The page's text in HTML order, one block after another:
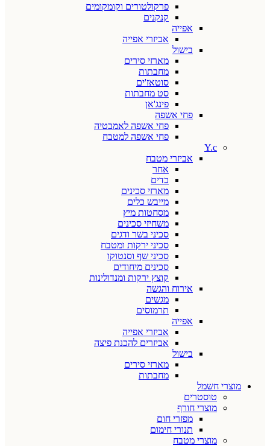
פרקולטורים וקומקומים
קנקנים
אפייה
אביזרי אפייה
בישול
מארזי סירים
מחבתות
סוטאז'ים
סט מחבתות
פינג'אן
פחי אשפה
פחי אשפה לאמבטיה
פחי אשפה למטבח
Y.c
אביזרי מטבח
אחר
כדים
מארזי סכינים
מייבש כלים
מסחטות מיץ
משחיזי סכינים
סכיני בשר ודגים
סכיני ירקות ומטבח
סכיני שף וסנטוקו
סכינים מיחודים
קוצץ ירקות ומנדולינות
אירוח והגשה
מגשים
תרמוסים
אפייה
אביזרי אפייה
אביזרים להכנת פיצה
בישול
מארזי סירים
מחבתות
מוצרי חשמל
טוסטרים
מוצרי חורף
מפזרי חום
תנורי חימום
מוצרי מטבח